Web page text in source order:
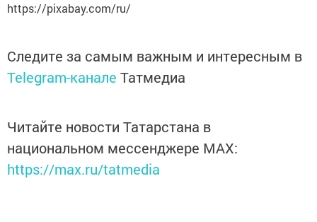
https://pixabay.com/ru/
Следите за самым важным и интересным в
Telegram-канале Татмедиа
Читайте новости Татарстана в
национальном мессенджере MАХ:
https://max.ru/tatmedia